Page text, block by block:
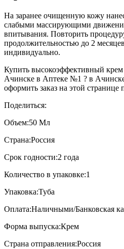
На заранее очищенную кожу
слабыми массирующими
впитывания. Повторить
продолжительностью до 2
индивидуально.
Купить высокоэффективный
Ачинске в Аптеке №1 ? в
оформить заказ на этой странице
Поделиться:
Объем:50 Мл
Страна:Россия
Срок годности:2 года
Количество в упаковке:1
Упаковка:Туба
Оплата:Наличными/Банковская
Форма выпуска:Крем
Страна отправления:Россия